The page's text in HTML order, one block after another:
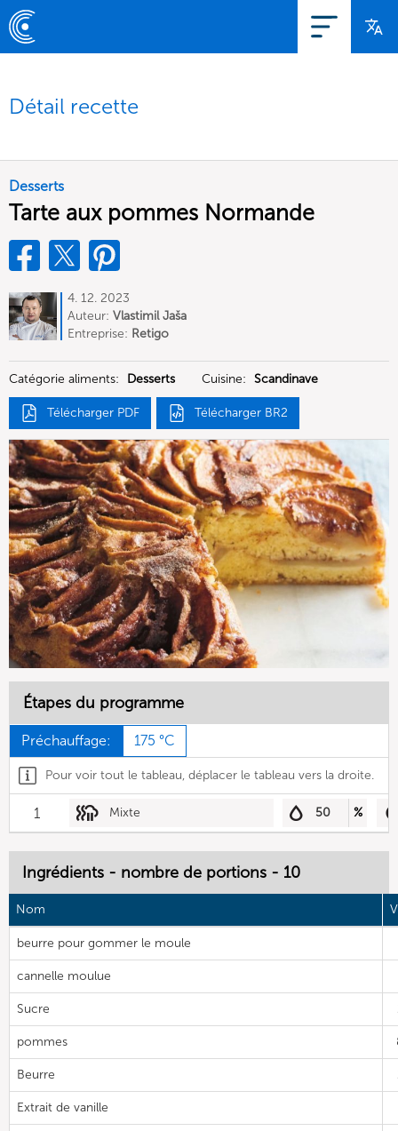
Détail recette
Desserts
Tarte aux pommes Normande
4. 12. 2023
Auteur: Vlastimil Jaša
Entreprise: Retigo
Catégorie aliments: Desserts Cuisine: Scandinave
Télécharger PDF Télécharger BR2
Étapes du programme
Préchauffage: 175 °C
Pour voir tout le tableau, déplacer le tableau vers la droite.
1 Mixte 50 %
Ingrédients - nombre de portions - 10
Nom
beurre pour gommer le moule
cannelle moulue
Sucre
pommes
Beurre
Extrait de vanille